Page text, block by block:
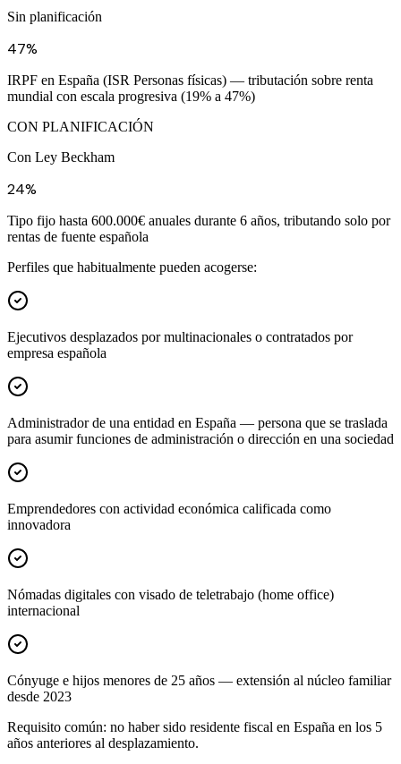
Sin planificación
47%
IRPF en España (ISR Personas físicas) — tributación sobre renta
mundial con escala progresiva (19% a 47%)
CON PLANIFICACIÓN
Con Ley Beckham
24%
Tipo fijo hasta 600.000€ anuales durante 6 años, tributando solo por
rentas de fuente española
Perfiles que habitualmente pueden acogerse:
Ejecutivos desplazados por multinacionales o contratados por
empresa española
Administrador de una entidad en España — persona que se traslada
para asumir funciones de administración o dirección en una sociedad
Emprendedores con actividad económica calificada como
innovadora
Nómadas digitales con visado de teletrabajo (home office)
internacional
Cónyuge e hijos menores de 25 años — extensión al núcleo familiar
desde 2023
Requisito común: no haber sido residente fiscal en España en los 5
años anteriores al desplazamiento.